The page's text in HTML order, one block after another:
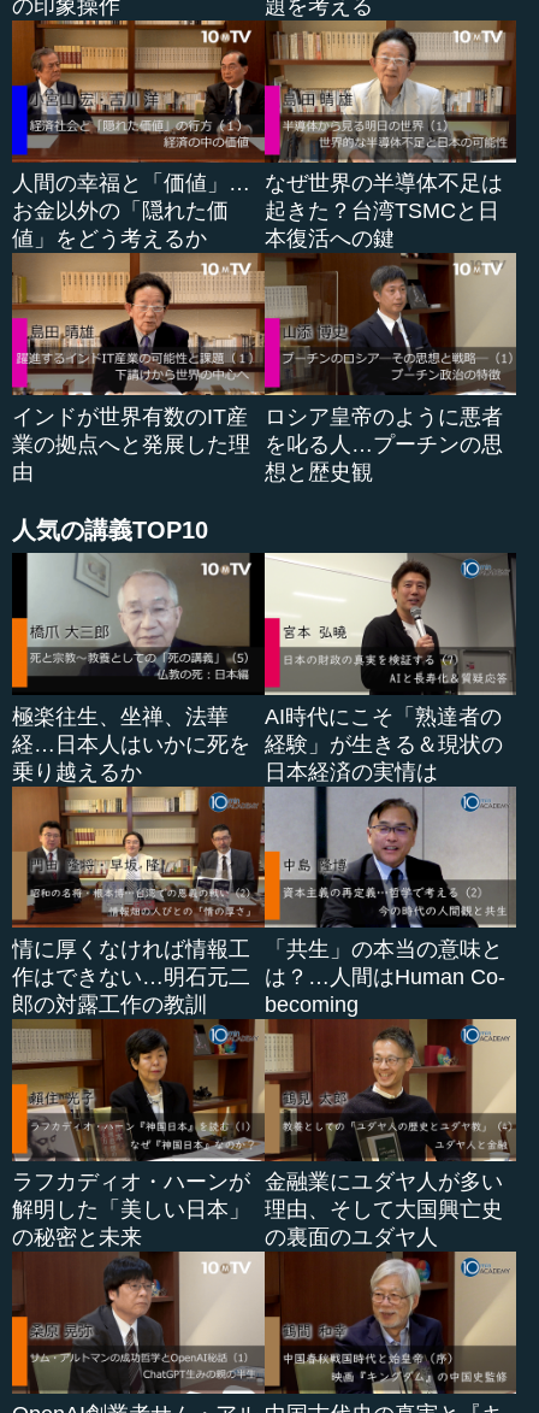
エスチョンです。平均年齢25歳の13...
の印象操作 題を考える
人間の幸福と「価値」…
お金以外の「隠れた価
値」をどう考えるか
なぜ世界の半導体不足は
起きた？台湾TSMCと日
本復活への鍵
インドが世界有数のIT産
業の拠点へと発展した理
由
ロシア皇帝のように悪者
を叱る人…プーチンの思
想と歴史観
人気の講義TOP10
極楽往生、坐禅、法華
経…日本人はいかに死を
乗り越えるか
AI時代にこそ「熟達者の
経験」が生きる＆現状の
日本経済の実情は
情に厚くなければ情報工
作はできない…明石元二
郎の対露工作の教訓
「共生」の本当の意味と
は？…人間はHuman Co-
becoming
ラフカディオ・ハーンが
解明した「美しい日本」
の秘密と未来
金融業にユダヤ人が多い
理由、そして大国興亡史
の裏面のユダヤ人